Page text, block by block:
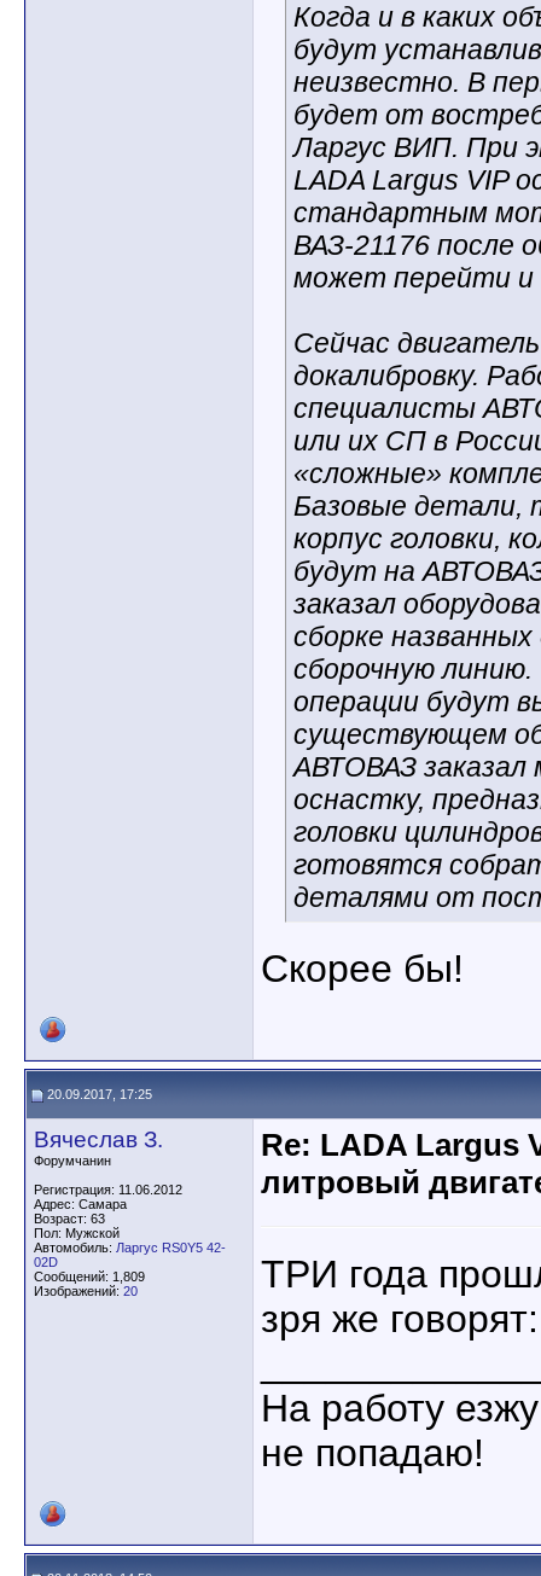
Когда и в каких
будут
неизвестно. В
будет от
Ларгус ВИП. При
LADA Largus VIP
стандартным
ВАЗ-21176 после
может перейти и
Сейчас
докалибровку.
специалисты
или их СП в
«сложные»
Базовые детали,
корпус головки,
будут на
заказал
сборке
сборочную
операции будут
существующем
АВТОВАЗ заказал
оснастку,
головки
готовятся
деталями от
Скорее бы!
20.09.2017, 17:25
Вячеслав З.
Форумчанин
Регистрация: 11.06.2012
Адрес: Самара
Возраст: 63
Пол: Мужской
Автомобиль: Ларгус RS0Y5 42-
02D
Сообщений: 1,809
Изображений: 20
Re: LADA Largus
литровый
ТРИ года
зря же
На работу
не попадаю!